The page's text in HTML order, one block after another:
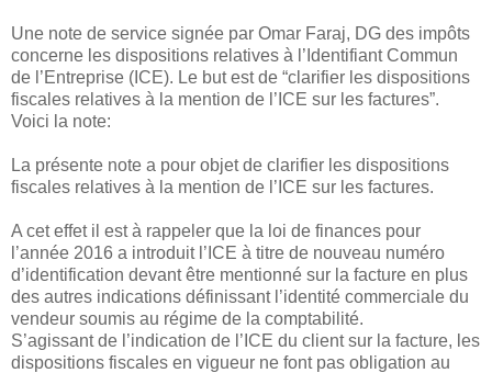
Une note de service signée par Omar Faraj, DG des impôts
concerne les dispositions relatives à l’Identifiant Commun
de l’Entreprise (ICE). Le but est de “clarifier les dispositions
fiscales relatives à la mention de l’ICE sur les factures”.
Voici la note:
La présente note a pour objet de clarifier les dispositions
fiscales relatives à la mention de l’ICE sur les factures.
A cet effet il est à rappeler que la loi de finances pour
l’année 2016 a introduit l’ICE à titre de nouveau numéro
d’identification devant être mentionné sur la facture en plus
des autres indications définissant l’identité commerciale du
vendeur soumis au régime de la comptabilité.
S’agissant de l’indication de l’ICE du client sur la facture, les
dispositions fiscales en vigueur ne font pas obligation au